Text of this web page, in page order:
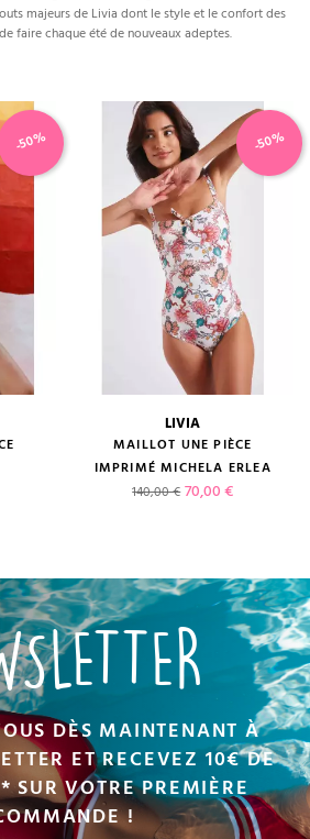
majeurs de Livia dont le style et le confort des
faire chaque été de nouveaux adeptes.
-50%
LIVIA
MAILLOT UNE PIÈCE
IMPRIMÉ MICHELA ERLEA
Prix de base
140,00 € Prix
70,00 €
-50%
DÈS MAINTENANT À
ET RECEVEZ 10€ DE
SUR VOTRE PREMIÈRE
!